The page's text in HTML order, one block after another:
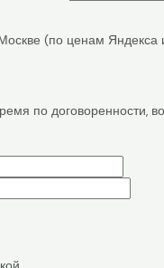
(по ценам Яндекса
по договоренности,